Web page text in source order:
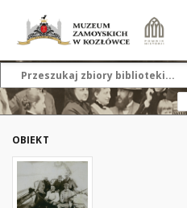
OBIEKT